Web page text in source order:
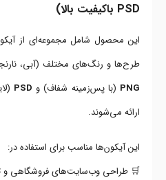
PSD باکیفیت بالا)
این محصول شامل مجموعه‌ای از
طرح‌ها و رنگ‌های مختلف (آبی،
PNG (با پس‌زمینه شفاف) و PSD
ارائه می‌شوند.
این آیکون‌ها مناسب برای استفاده در:
🛒 طراحی وب‌سایت‌های فروشگاهی و